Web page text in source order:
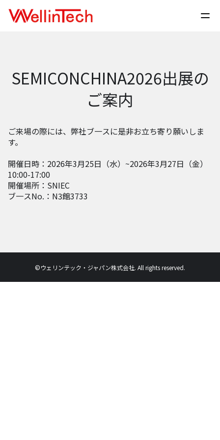
SEMICONCHINA2026出展の
ご案内
ご来場の際には、弊社ブ一スに是非お立ち寄り願いしま
す。
開催日時：2026年3月25日（水）~2026年3月27日（金）
10:00-17:00
開催場所：SNIEC
ブ一スNo.：N3館3733
©ウェリンテック・ジャパン株式会社. All rights reserved.